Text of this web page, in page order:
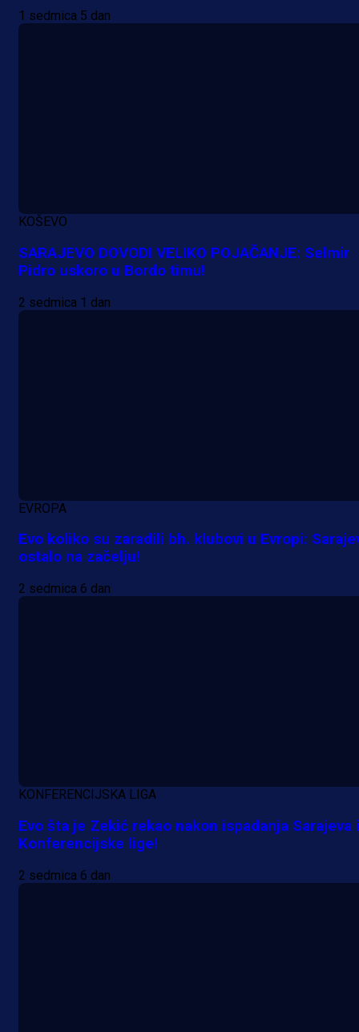
Da li je selektor zadovoljan: Evo
Alajbegovića u Juventus!
1 sedmica 5 dan
KOŠEVO
SARAJEVO DOVODI VELIKO POJAČANJE: Selmir
Pidro uskoro u Bordo timu!
2 sedmica 1 dan
EVROPA
Evo koliko su zaradili bh. klubovi u Evropi:
ostalo na začelju!
2 sedmica 6 dan
KONFERENCIJSKA LIGA
Evo šta je Zekić rekao nakon ispadanja Sarajeva
Konferencijske lige!
2 sedmica 6 dan